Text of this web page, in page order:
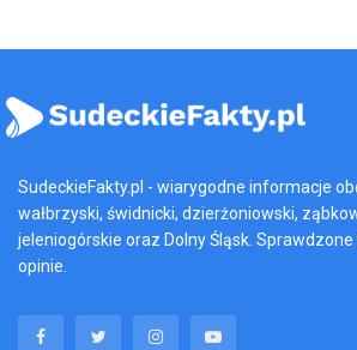
SudeckieFakty.pl - wiarygodne informacje
wałbrzyski, świdnicki, dzierżoniowski,
jeleniogórskie oraz Dolny Śląsk.
opinie.